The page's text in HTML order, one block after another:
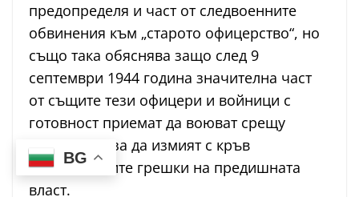
предопределя и част от следвоенните
обвинения към „старото офицерство“, но
също така обяснява защо след 9
септември 1944 година значителна част
от същите тези офицери и войници с
готовност приемат да воюват срещу
Германия – за да измият с кръв
политическите грешки на предишната
власт.
BG